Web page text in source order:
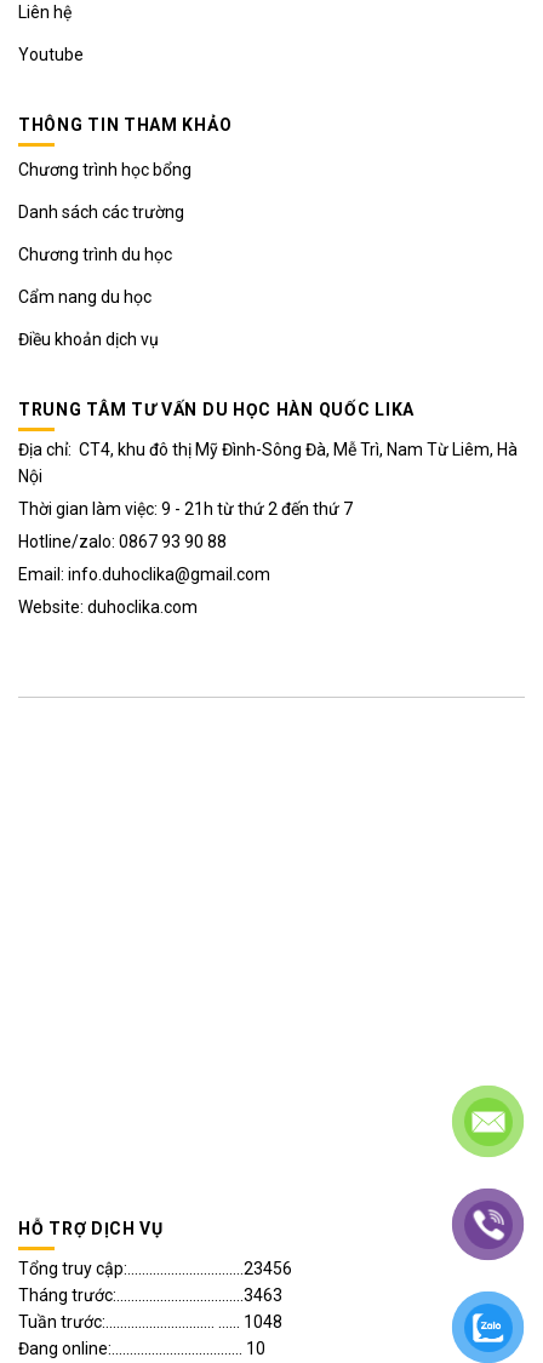
Liên hệ
Youtube
THÔNG TIN THAM KHẢO
Chương trình học bổng
Danh sách các trường
Chương trình du học
Cẩm nang du học
Điều khoản dịch vụ
TRUNG TÂM TƯ VẤN DU HỌC HÀN QUỐC LIKA
Địa chỉ: CT4, khu đô thị Mỹ Đình-Sông Đà, Mễ Trì, Nam Từ Liêm, Hà
Nội
Thời gian làm việc: 9 - 21h từ thứ 2 đến thứ 7
Hotline/zalo: 0867 93 90 88
Email: info.duhoclika@gmail.com
Website: duhoclika.com
HỖ TRỢ DỊCH VỤ
Tổng truy cập:................................23456
Tháng trước:...................................3463
Tuần trước:.............................. ...... 1048
Đang online:.................................... 10